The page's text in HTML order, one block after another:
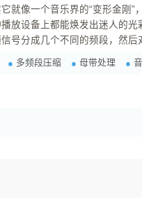
就像一个音乐界的“变形金刚”
能焕发出迷人的光彩。 一、多频段压缩是
号分成几个不同的频段，然后
频段划分： 常见的频段划分包括低频、中低频
多频段压缩 母带处理